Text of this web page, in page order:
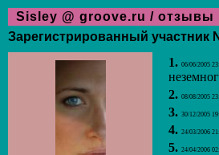
Sisley @ groove.ru / отзывы
Зарегистрированный участник
1. 06/06/2005
2. 08/08/2005
3. 30/12/2005
4. 24/03/2006
5. 24/04/2006